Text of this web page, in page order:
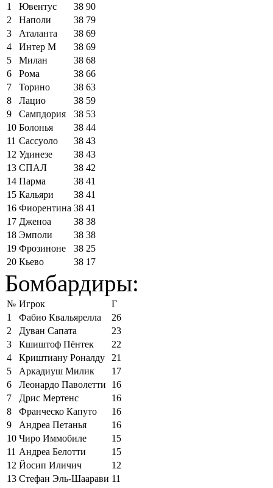
1
Ювентус 38 90
2
Наполи 38 79
3
Аталанта 38 69
4
Интер М 38 69
5
Милан 38 68
6
Рома 38 66
7
Торино 38 63
8
Лацио 38 59
9
Сампдория 38 53
10 Болонья 38 44
11 Сассуоло 38 43
12 Удинезе 38 43
13 СПАЛ 38 42
14 Парма 38 41
15 Кальяри 38 41
16 Фиорентина 38 41
17 Дженоа 38 38
18 Эмполи 38 38
19 Фрозиноне 38 25
20 Кьево 38 17
Бомбардиры:
№ Игрок
Г
1
Фабио Квальярелла
26
2
Дуван Сапата
23
3
Кшиштоф Пёнтек
22
4
Криштиану Роналду
21
5
Аркадиуш Милик
17
6
Леонардо Паволетти
16
7
Дрис Мертенс
16
8
Франческо Капуто
16
9
Андреа Петанья
16
10 Чиро Иммобиле
15
11 Андреа Белотти
15
12 Йосип Иличич
12
13 Стефан Эль-Шаарави 11